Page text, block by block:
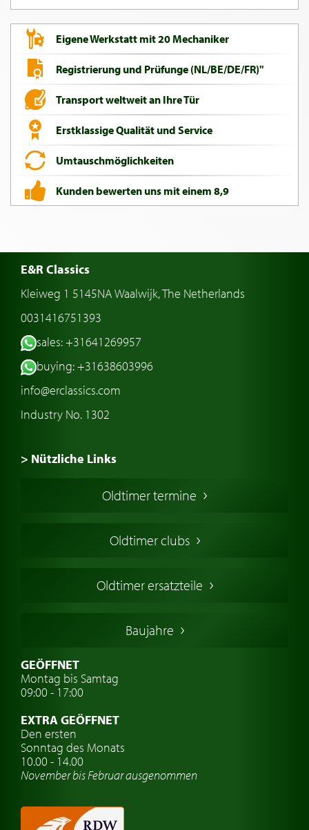
Eigene Werkstatt mit 20 Mechaniker
Registrierung und Prüfunge (NL/BE/DE/FR)"
Transport weltweit an Ihre Tür
Erstklassige Qualität und Service
Umtauschmöglichkeiten
Kunden bewerten uns mit einem 8,9
E&R Classics
Kleiweg 1 5145NA Waalwijk, The Netherlands
0031416751393
sales: +31641269957
buying: +31638603996
info@erclassics.com
Industry No. 1302
> Nützliche Links
Oldtimers in Europa
Englische Oldtimer
Deutsche Oldtimer
Schwedische Oldtimer
Oldtimer mit h-kennzeichen
Auto Oldtimer Markt
Oldtimer-Versicherung
Oldtimer-Clubs
Oldtimer-Reisen
Automarken uhren
Oldtimer termine
Oldtimer clubs
Oldtimer ersatzteile
Baujahre
GEÖFFNET
Montag bis Samtag
09:00 - 17:00
EXTRA GEÖFFNET
Den ersten
Sonntag des Monats
10.00 - 14.00
November bis Februar ausgenommen